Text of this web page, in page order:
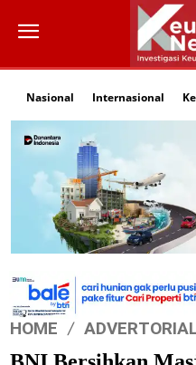
Nasional Internasional
HOME